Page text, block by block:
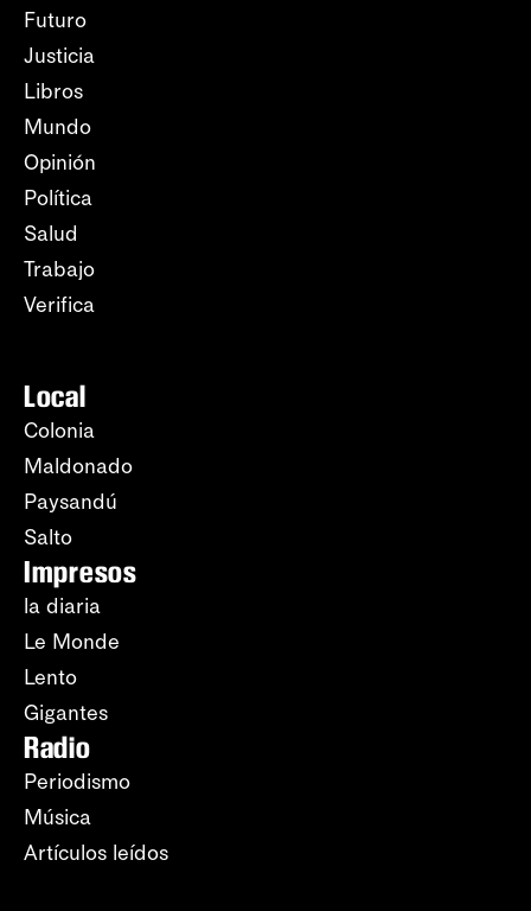
Futuro
Justicia
Libros
Mundo
Opinión
Política
Salud
Trabajo
Verifica
Local
Colonia
Maldonado
Paysandú
Salto
Impresos
la diaria
Le Monde
Lento
Gigantes
Radio
Periodismo
Música
Artículos leídos